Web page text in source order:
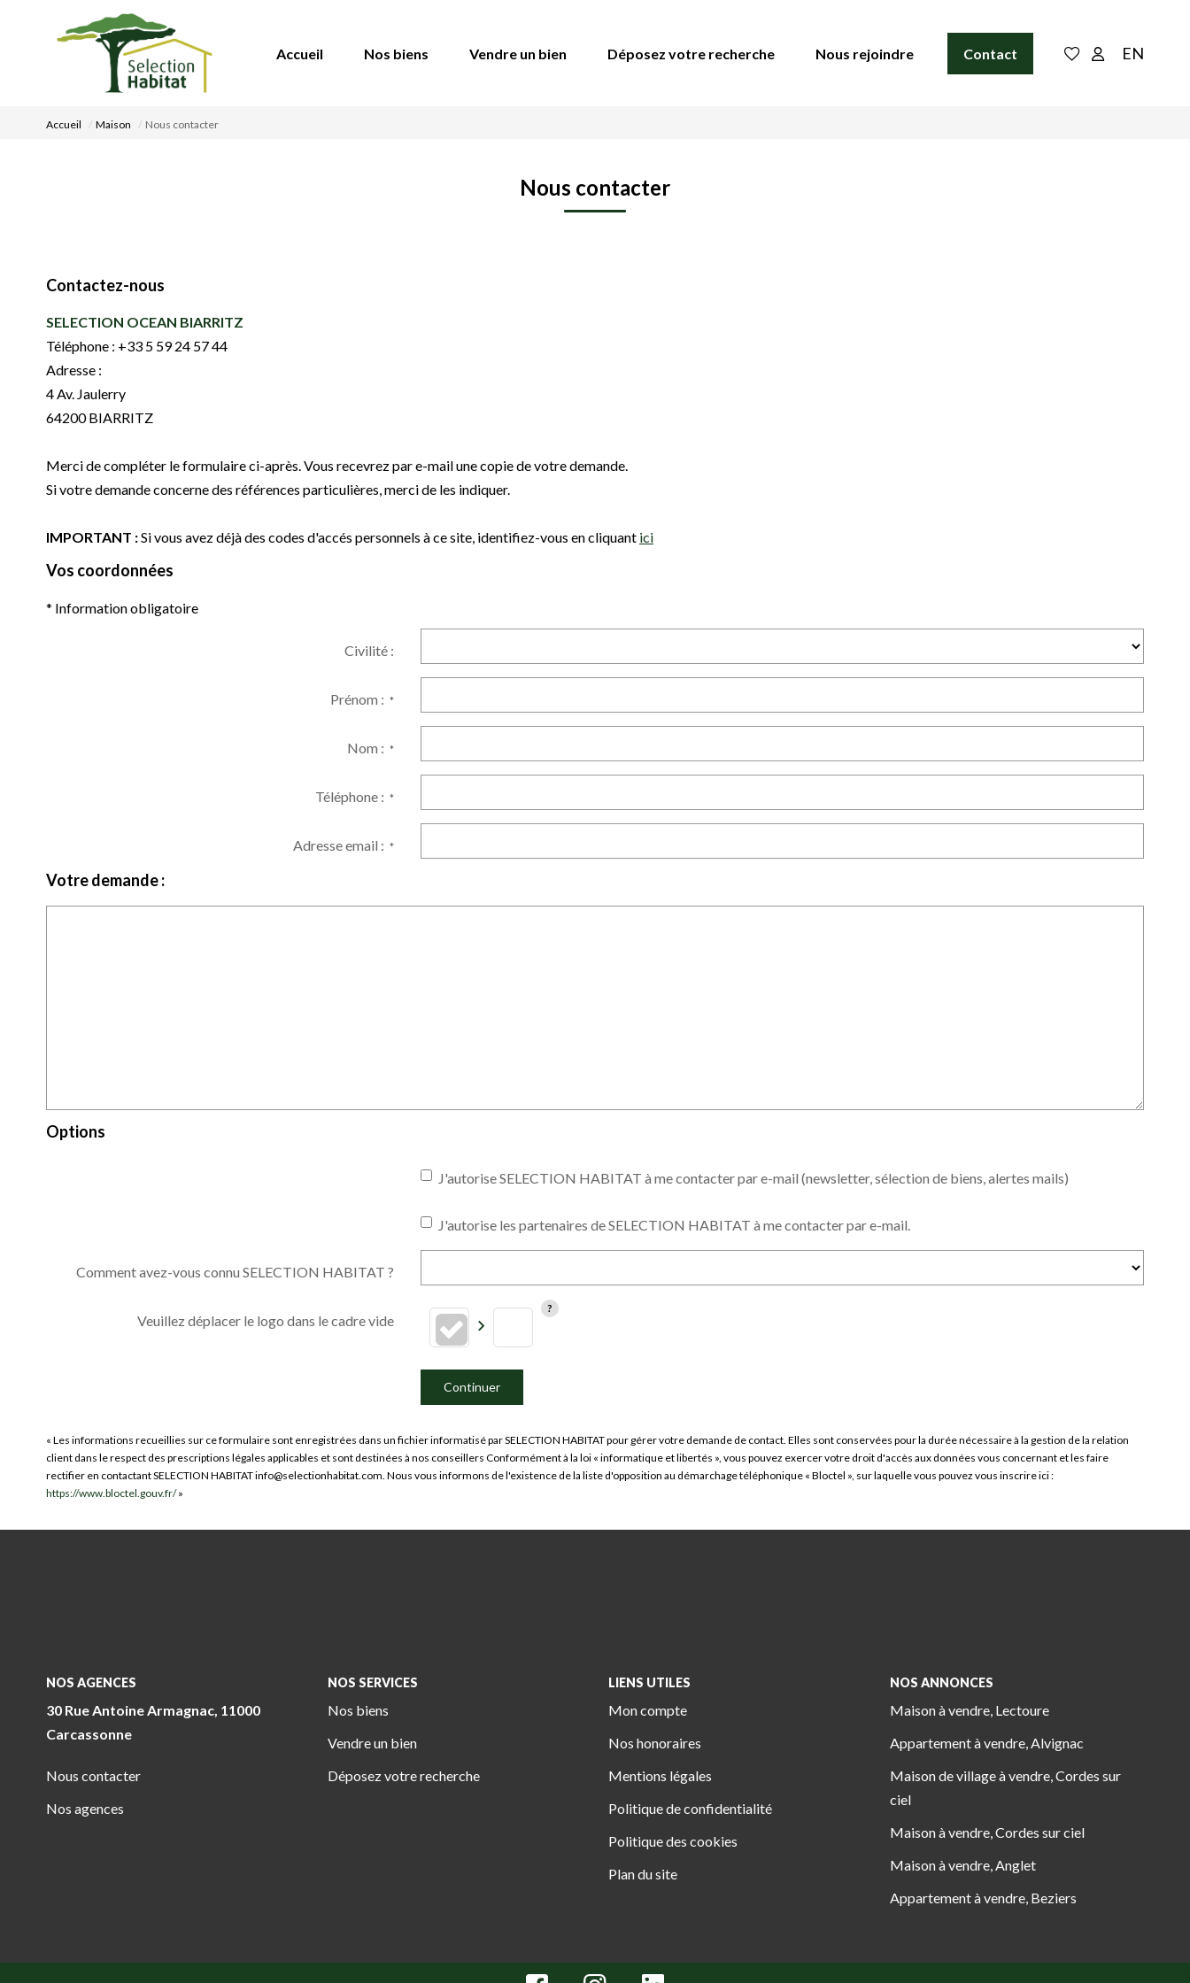
Accueil Nos biens Vendre un bien Déposez votre recherche Nous rejoindre Contact EN
Accueil Maison Nous contacter
Nous contacter
Contactez-nous
SELECTION OCEAN BIARRITZ
Téléphone : +33 5 59 24 57 44
Adresse :
4 Av. Jaulerry
64200 BIARRITZ
Merci de compléter le formulaire ci-après. Vous recevrez par e-mail une copie de votre demande.
Si votre demande concerne des références particulières, merci de les indiquer.
IMPORTANT :Si vous avez déjà des codes d'accés personnels à ce site, identifiez-vous en cliquant ici
Vos coordonnées
* Information obligatoire
Civilité :
Prénom :*
Nom :*
Téléphone :*
Adresse email :*
Votre demande :
Options
J'autorise SELECTION HABITAT à me contacter par e-mail (newsletter, sélection de biens, alertes mails)
J'autorise les partenaires de SELECTION HABITAT à me contacter par e-mail.
Comment avez-vous connu SELECTION HABITAT ?
Veuillez déplacer le logo dans le cadre vide
Continuer
« Les informations recueillies sur ce formulaire sont enregistrées dans un fichier informatisé par SELECTION HABITAT pour gérer votre demande de contact. Elles sont conservées pour la durée nécessaire à la gestion de la relation
client dans le respect des prescriptions légales applicables et sont destinées à nos conseillers Conformément à la loi « informatique et libertés », vous pouvez exercer votre droit d'accès aux données vous concernant et les faire
rectifier en contactant SELECTION HABITAT info@selectionhabitat.com. Nous vous informons de l'existence de la liste d'opposition au démarchage téléphonique « Bloctel », sur laquelle vous pouvez vous inscrire ici :
https://www.bloctel.gouv.fr/»
NOS AGENCES
30 Rue Antoine Armagnac, 11000
Carcassonne
Nous contacter
Nos agences
NOS SERVICES
Nos biens
Vendre un bien
Déposez votre recherche
LIENS UTILES
Mon compte
Nos honoraires
Mentions légales
Politique de confidentialité
Politique des cookies
Plan du site
NOS ANNONCES
Maison à vendre, Lectoure
Appartement à vendre, Alvignac
Maison de village à vendre, Cordes sur
ciel
Maison à vendre, Cordes sur ciel
Maison à vendre, Anglet
Appartement à vendre, Beziers